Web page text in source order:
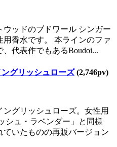
ウッドのブドワール シンガー
用香水です。 本ラインのファ
代表作でもあるBoudoi...
グリッシュローズ(2,746pv)
グリッシュローズ。女性用
シュ・ラベンダー」と同様
ていたものの再販バージョン